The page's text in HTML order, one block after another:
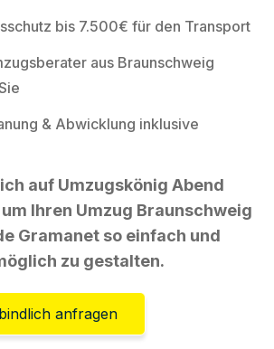
bis 7.500€ für den Transport
aus Braunschweig
& Abwicklung inklusive
auf Umzugskönig Abend
Ihren Umzug Braunschweig
Gramanet so einfach und
zu gestalten.
anfragen